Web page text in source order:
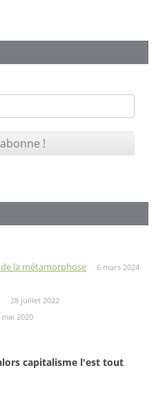
la métamorphose 6 mars 2024
28 juillet 2022
mai 2020
capitalisme l'est tout